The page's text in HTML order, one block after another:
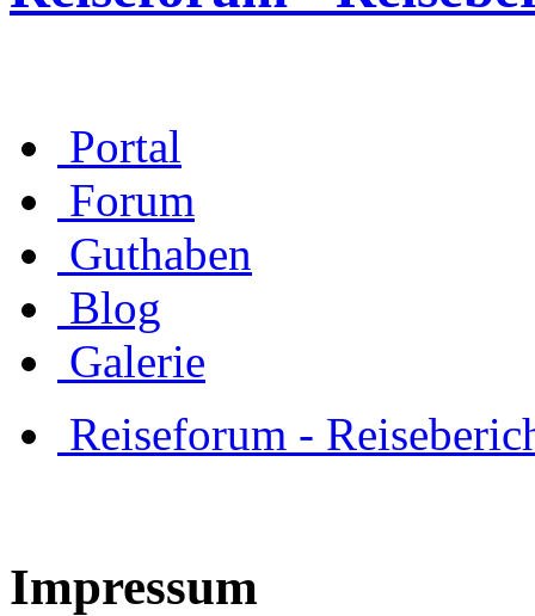
Portal
Forum
Guthaben
Blog
Galerie
Reiseforum -
Impressum